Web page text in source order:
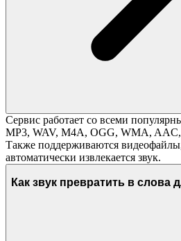
Сервис работает со всеми
MP3, WAV, M4A, OGG, WMA,
Также поддерживаются
автоматически извлекается звук.
Как звук превратить в слова